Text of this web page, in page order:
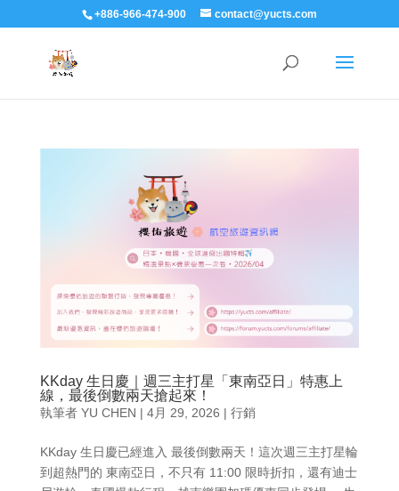
+886-966-474-900 contact@yucts.com
KKday 生日慶｜週三主打星「東南亞日」特惠上
線，最後倒數兩天搶起來！
執筆者 YU CHEN | 4月 29, 2026 | 行銷
KKday 生日慶已經進入 最後倒數兩天！這次週三主打星輪
到超熱門的 東南亞日，不只有 11:00 限時折扣，還有迪士